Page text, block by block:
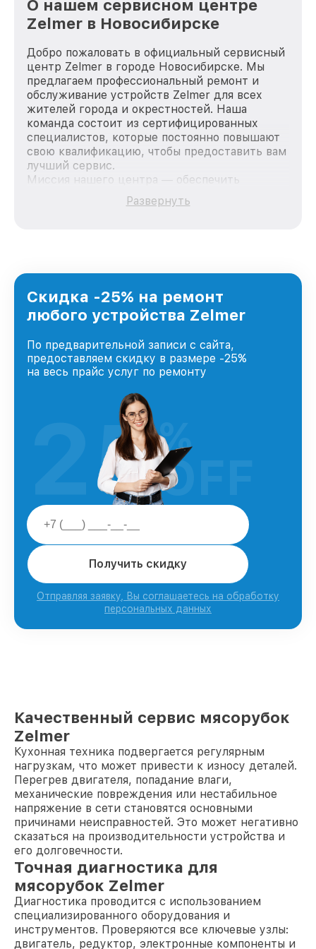
О нашем сервисном центре
Zelmer в Новосибирске
Добро пожаловать в официальный сервисный
центр Zelmer в городе Новосибирске. Мы
предлагаем профессиональный ремонт и
обслуживание устройств Zelmer для всех
жителей города и окрестностей. Наша
команда состоит из сертифицированных
специалистов, которые постоянно повышают
свою квалификацию, чтобы предоставить вам
лучший сервис.
Миссия нашего центра — обеспечить
качественный и доступный ремонт для
каждого пользователя продукции Zelmer, вне
Новосибирске, постоянно повышая уровень
доверия и лояльности наших клиентов.
Развернуть
Скидка -25% на ремонт
любого устройства Zelmer
По предварительной записи с сайта,
предоставляем скидку в размере -25%
на весь прайс услуг по ремонту
Получить скидку
Отправляя заявку, Вы соглашаетесь на обработку
персональных данных
25%
OFF
Качественный сервис мясорубок
Zelmer
Кухонная техника подвергается регулярным
нагрузкам, что может привести к износу деталей.
Перегрев двигателя, попадание влаги,
механические повреждения или нестабильное
напряжение в сети становятся основными
причинами неисправностей. Это может негативно
сказаться на производительности устройства и
его долговечности.
Точная диагностика для
мясорубок Zelmer
Диагностика проводится с использованием
специализированного оборудования и
инструментов. Проверяются все ключевые узлы:
двигатель, редуктор, электронные компоненты и